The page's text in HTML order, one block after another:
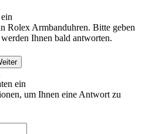
Rolex Armbanduhren. Bitte geben
Ihnen bald antworten.
ein
um Ihnen eine Antwort zu